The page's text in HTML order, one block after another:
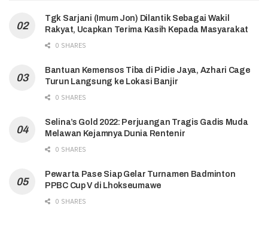
Tgk Sarjani (Imum Jon) Dilantik Sebagai Wakil
Rakyat, Ucapkan Terima Kasih Kepada Masyarakat
0 SHARES
Bantuan Kemensos Tiba di Pidie Jaya, Azhari Cage
Turun Langsung ke Lokasi Banjir
0 SHARES
Selina’s Gold 2022: Perjuangan Tragis Gadis Muda
Melawan Kejamnya Dunia Rentenir
0 SHARES
Pewarta Pase Siap Gelar Turnamen Badminton
PPBC Cup V di Lhokseumawe
0 SHARES